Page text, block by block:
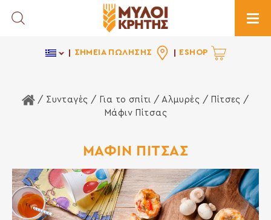
Toggle Search
ΣΗΜΕΙΑ ΠΩΛΗΣΗΣ ESHOP
Αρχική Σελίδα
/ Συνταγές / Για το σπίτι /Αλμυρές / Πίτσες /
Μάφιν Πίτσας
ΜΑΦΙΝ ΠΙΤΣΑΣ